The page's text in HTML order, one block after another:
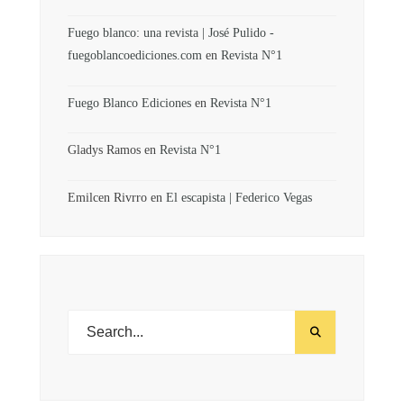
Fuego blanco: una revista | José Pulido -
fuegoblancoediciones.com en Revista N°1
Fuego Blanco Ediciones en Revista N°1
Gladys Ramos en Revista N°1
Emilcen Rivrro en El escapista | Federico Vegas